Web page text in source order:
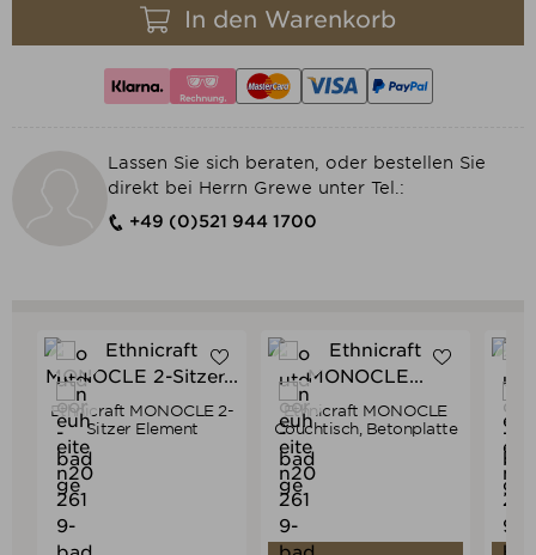
In den Warenkorb
Lassen Sie sich beraten, oder bestellen Sie
direkt bei Herrn Grewe unter Tel.:
+49 (0)521 944 1700
Verkaufspreis
ab 2.278,00 €
2.164,10 €
Ethnicraft MONOCLE 2-
Sitzer Element
Verkaufspreis
899,00 €
854,05 €
Ethnicraft MONOCLE
Couchtisch, Betonplatte